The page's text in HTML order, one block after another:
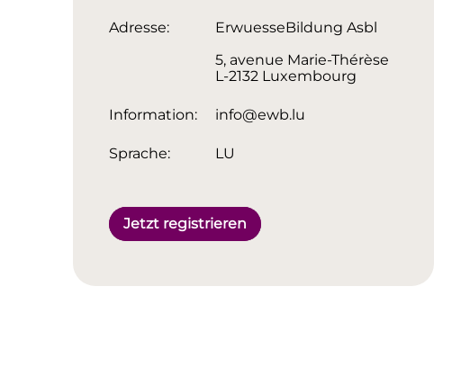
Adresse:
ErwuesseBildung Asbl
5, avenue Marie-Thérèse
L-2132 Luxembourg
Information: info@ewb.lu
Sprache: LU
Jetzt registrieren